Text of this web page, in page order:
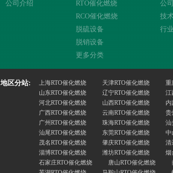
公司介绍
RTO催化燃烧
RCO催化燃烧
脱硫设备
脱销设备
更多分类
公
技
行
地区分站: 上海RTO催化燃烧 天津RTO催化燃烧 重
山东RTO催化燃烧
辽宁RTO催化燃烧 江
河北RTO催化燃烧
山西RTO催化燃烧 内
广西RTO催化燃烧
云南RTO催化燃烧 贵
广州RTO催化燃烧
珠海RTO催化燃烧 汕
汕尾RTO催化燃烧
东莞RTO催化燃烧 中
茂名RTO催化燃烧
肇庆RTO催化燃烧 清
淄博RTO催化燃烧
潍坊RTO催化燃烧 烟
石家庄RTO催化燃烧
唐山RTO催化燃烧